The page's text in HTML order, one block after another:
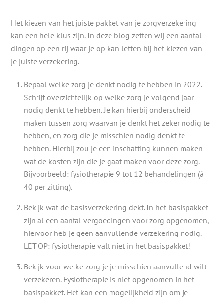
Het kiezen van het juiste pakket van je zorgverzekering
kan een hele klus zijn. In deze blog zetten wij een aantal
dingen op een rij waar je op kan letten bij het kiezen van
je juiste verzekering.
Bepaal welke zorg je denkt nodig te hebben in 2022.
Schrijf overzichtelijk op welke zorg je volgend jaar
nodig denkt te hebben. Je kan hierbij onderscheid
maken tussen zorg waarvan je denkt het zeker nodig te
hebben, en zorg die je misschien nodig denkt te
hebben. Hierbij zou je een inschatting kunnen maken
wat de kosten zijn die je gaat maken voor deze zorg.
Bijvoorbeeld: fysiotherapie 9 tot 12 behandelingen (á
40 per zitting).
Bekijk wat de basisverzekering dekt. In het basispakket
zijn al een aantal vergoedingen voor zorg opgenomen,
hiervoor heb je geen aanvullende verzekering nodig.
LET OP: fysiotherapie valt niet in het basispakket!
Bekijk voor welke zorg je je misschien aanvullend wilt
verzekeren. Fysiotherapie is niet opgenomen in het
basispakket. Het kan een mogelijkheid zijn om je